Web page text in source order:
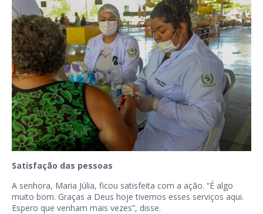
Satisfação das pessoas
A senhora, Maria Júlia, ficou satisfeita com a ação. “É algo
muito bom. Graças a Deus hoje tivemos esses serviços aqui.
Espero que venham mais vezes”, disse.